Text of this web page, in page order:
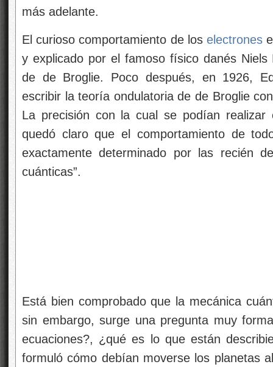
más adelante.
El curioso comportamiento de los electrones
y explicado por el famoso físico danés
de de Broglie. Poco después, en 1926,
escribir la teoría ondulatoria de de Broglie
La precisión con la cual se podían realizar
quedó claro que el comportamiento de
exactamente determinado por las recién
cuánticas”.
Está bien comprobado que la mecánica
sin embargo, surge una pregunta muy
ecuaciones?, ¿qué es lo que están
formuló cómo debían moverse los planetas